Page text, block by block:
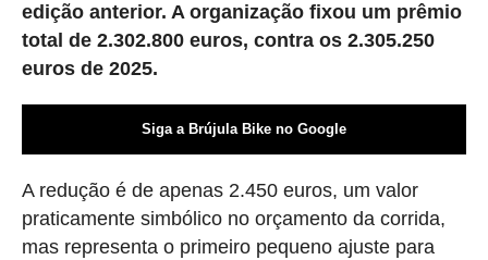
edição anterior. A organização fixou um prêmio
total de 2.302.800 euros, contra os 2.305.250
euros de 2025.
Siga a Brújula Bike no Google
A redução é de apenas 2.450 euros, um valor
praticamente simbólico no orçamento da corrida,
mas representa o primeiro pequeno ajuste para